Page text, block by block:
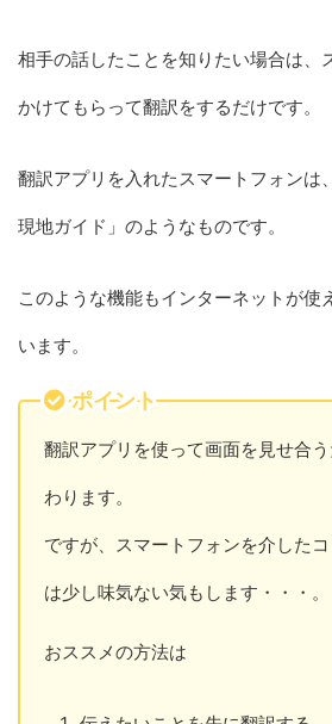
相手の話したことを知りたい場合は、
かけてもらって翻訳をするだけです。
翻訳アプリを入れたスマートフォンは
現地ガイド」のようなものです。
このような機能もインターネットが使
います。
ポイント
翻訳アプリを使って画面を見せ合
わります。
ですが、スマートフォンを介した
は少し味気ない気もします・・・。
おススメの方法は